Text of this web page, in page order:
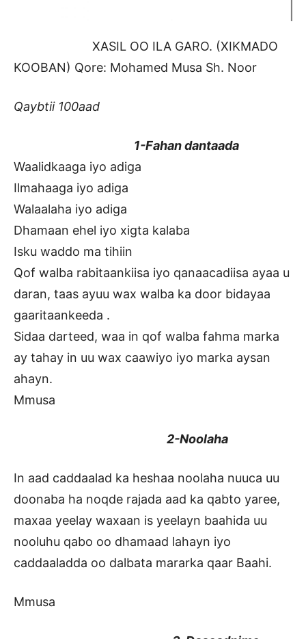
XASIL OO ILA GARO. (XIKMADO
KOOBAN) Qore: Mohamed Musa Sh. Noor
Qaybtii 100aad
1-Fahan dantaada
Waalidkaaga iyo adiga
Ilmahaaga iyo adiga
Walaalaha iyo adiga
Dhamaan ehel iyo xigta kalaba
Isku waddo ma tihiin
Qof walba rabitaankiisa iyo qanaacadiisa ayaa u
daran, taas ayuu wax walba ka door bidayaa
gaaritaankeeda .
Sidaa darteed, waa in qof walba fahma marka
ay tahay in uu wax caawiyo iyo marka aysan
ahayn.
Mmusa
2-Noolaha
In aad caddaalad ka heshaa noolaha nuuca uu
doonaba ha noqde rajada aad ka qabto yaree,
maxaa yeelay waxaan is yeelayn baahida uu
nooluhu qabo oo dhamaad lahayn iyo
caddaaladda oo dalbata mararka qaar Baahi.
Mmusa